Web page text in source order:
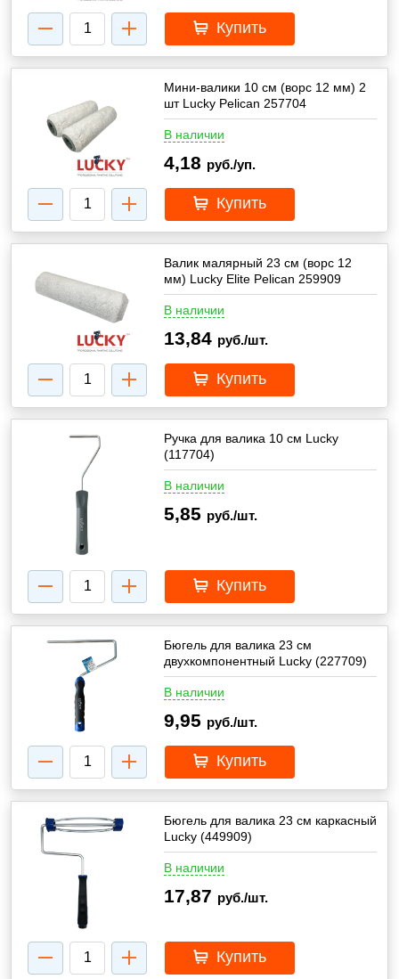
Купить
Мини-валики 10 см (ворс 12 мм) 2
шт Lucky Pelican 257704
В наличии
4,18 руб./уп.
Купить
Валик малярный 23 см (ворс 12
мм) Lucky Elite Pelican 259909
В наличии
13,84 руб./шт.
Купить
Ручка для валика 10 см Lucky
(117704)
В наличии
5,85 руб./шт.
Купить
Бюгель для валика 23 см
двухкомпонентный Lucky (227709)
В наличии
9,95 руб./шт.
Купить
Бюгель для валика 23 см каркасный
Lucky (449909)
В наличии
17,87 руб./шт.
Купить